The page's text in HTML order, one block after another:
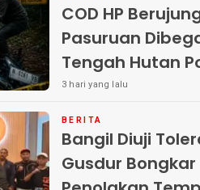
COD HP
Pasuruan
Tengah Hutan Polisi Buru Tiga
Pelaku
3 hari yang lalu
BERITA
Bangil Diuji
Gusdur